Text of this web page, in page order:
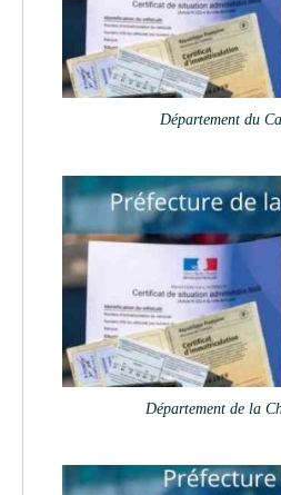
Département du
Département de la